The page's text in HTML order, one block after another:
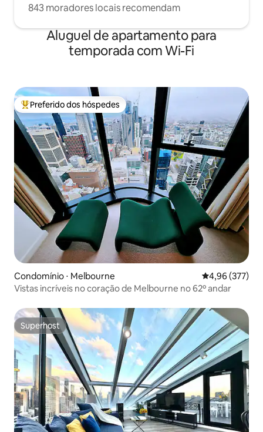
843 moradores locais recomendam
Aluguel de apartamento para
temporada com Wi-Fi
Entre os melhores preferidos dos hóspedes
Preferido dos hóspedes
Condomínio ⋅ Melbourne 4,96 de uma
4,96 (377)
Vistas incríveis no coração de Melbourne no 62º andar
Superhost
Superhost